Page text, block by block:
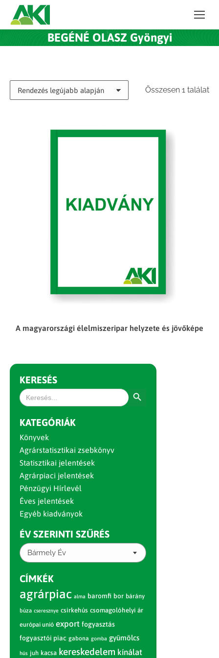
BEGÉNÉ OLASZ Gyöngyi
Összesen 1 találat
A magyarországi élelmiszeripar helyzete és jövőképe
KERESÉS
Search
for:
KATEGÓRIÁK
Könyvek
Agrárstatisztikai zsebkönyv
Statisztikai jelentések
Agrárpiaci jelentések
Pénzügyi Hírlevél
Éves jelentések
Egyéb kiadványok
ÉV SZERINTI SZŰRÉS
Bármely Év
CÍMKÉK
agrárpiac alma baromfi bor bárány
búza cseresznye csirkehús csomagolóhelyi ár
európai unió export fogyasztás
fogyasztói piac gabona gomba gyümölcs
hús juh kacsa kereskedelem kínálat